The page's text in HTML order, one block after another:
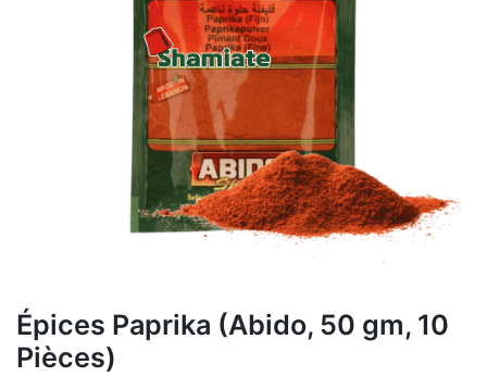
Épices Paprika (Abido, 50 gm, 10
Pièces)